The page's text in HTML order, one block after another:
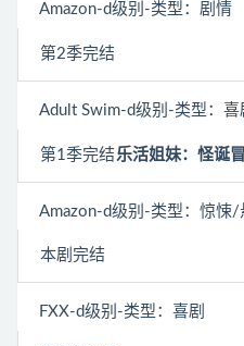
Amazon-d级别-类型：剧情
第2季完结
Adult Swim-d级别-类型：
第1季完结 乐活姐妹：怪诞
Amazon-d级别-类型：惊悚/
本剧完结
FXX-d级别-类型：喜剧